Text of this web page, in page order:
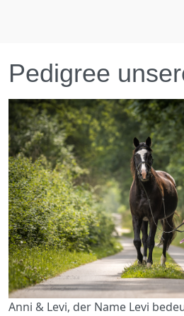
Pedigree
Anni & Levi, der Name Levi